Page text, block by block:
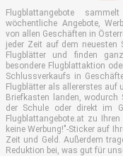
Flugblattangebote
wöchentliche Angebote,
von allen Geschäften in
jeder Zeit auf dem neuesten
Flugblätter und finden
besondere Flugblattaktion
Schlussverkaufs in
Flugblätter als allererstes auf
Briefkasten landen,
der Schule oder direkt im
Flugblattangebote.at zu
keine Werbung!"-Sticker auf
Zeit und Geld. Außerdem
Reduktion bei, was gut für